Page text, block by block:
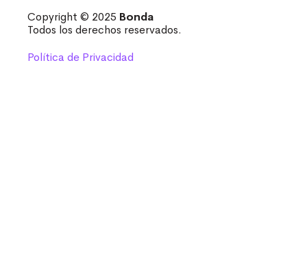
dependiendo de la marca, pueden
tardar hasta 72 horas.
Copyright © 2025 Bonda
Todos los derechos reservados.
Política de Privacidad